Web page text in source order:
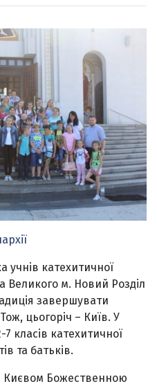
учнів катехитичної
Великого м. Новий Розділ
завершувати
цьогоріч – Київ. У
7 класів катехитичної
та батьків.
Києвом Божественною